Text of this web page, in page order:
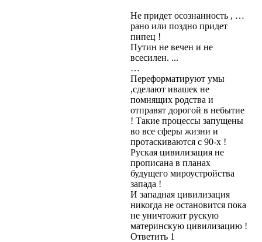
Не придет осознанность , …
рано или поздно придет
пипец !
Путин не вечен и не
всесилен. ...
…
Переформатируют умы
,сделают ивашек не
помнящих родства и
отправят дорогой в небытие
! Такие процессы запущены
во все сферы жизни и
протаскиваются с 90-х !
Руская цивилизация не
прописана в планах
будущего мироустройства
запада !
И западная цивилизация
никогда не остановится пока
не уничтожит рускую
материнскую цивилизацию !
Ответить 1